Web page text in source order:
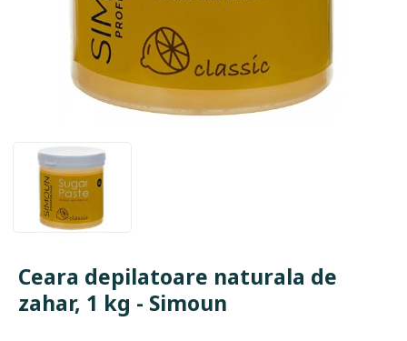
Ceara depilatoare naturala de
zahar, 1 kg - Simoun